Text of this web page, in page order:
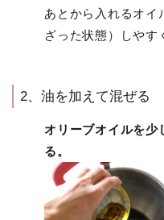
あとから入れるオイ
ざった状態）しやす
2、油を加えて混ぜる
オリーブオイルを少
る。